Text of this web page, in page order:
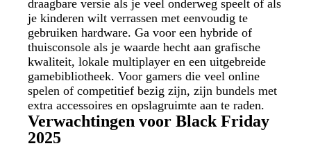
draagbare versie als je veel onderweg speelt of als
je kinderen wilt verrassen met eenvoudig te
gebruiken hardware. Ga voor een hybride of
thuisconsole als je waarde hecht aan grafische
kwaliteit, lokale multiplayer en een uitgebreide
gamebibliotheek. Voor gamers die veel online
spelen of competitief bezig zijn, zijn bundels met
extra accessoires en opslagruimte aan te raden.
Verwachtingen voor Black Friday
2025